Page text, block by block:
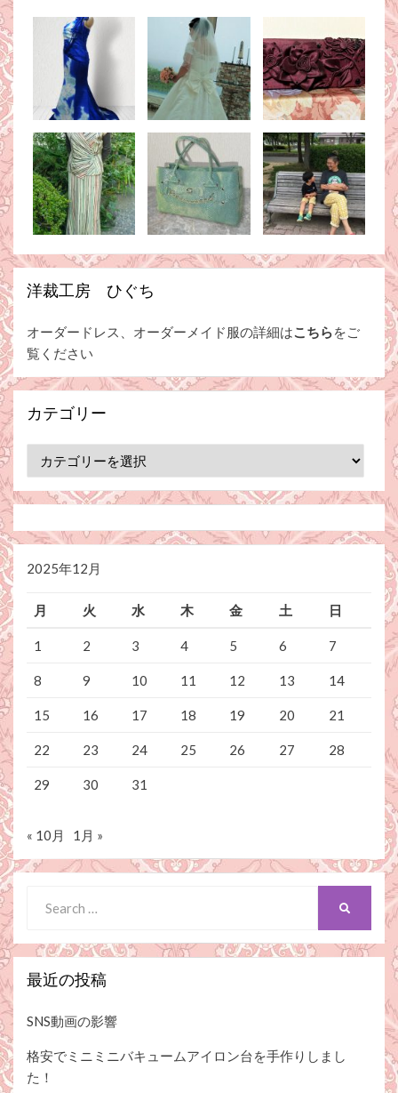
洋裁工房 ひぐち
オーダードレス、オーダーメイド服の詳細はこちらをご
覧ください
カテゴリー
テ
ゴ
ー
2025年12月
月 火 水 木 金 土 日
1 2 3 4 5 6 7
8 9 10 11 12 13 14
15 16 17 18 19 20 21
22 23 24 25 26 27 28
29 30 31
« 10月 1月 »
for:
SEARCH
最近の投稿
SNS動画の影響
格安でミニミニバキュームアイロン台を手作りしまし
た！